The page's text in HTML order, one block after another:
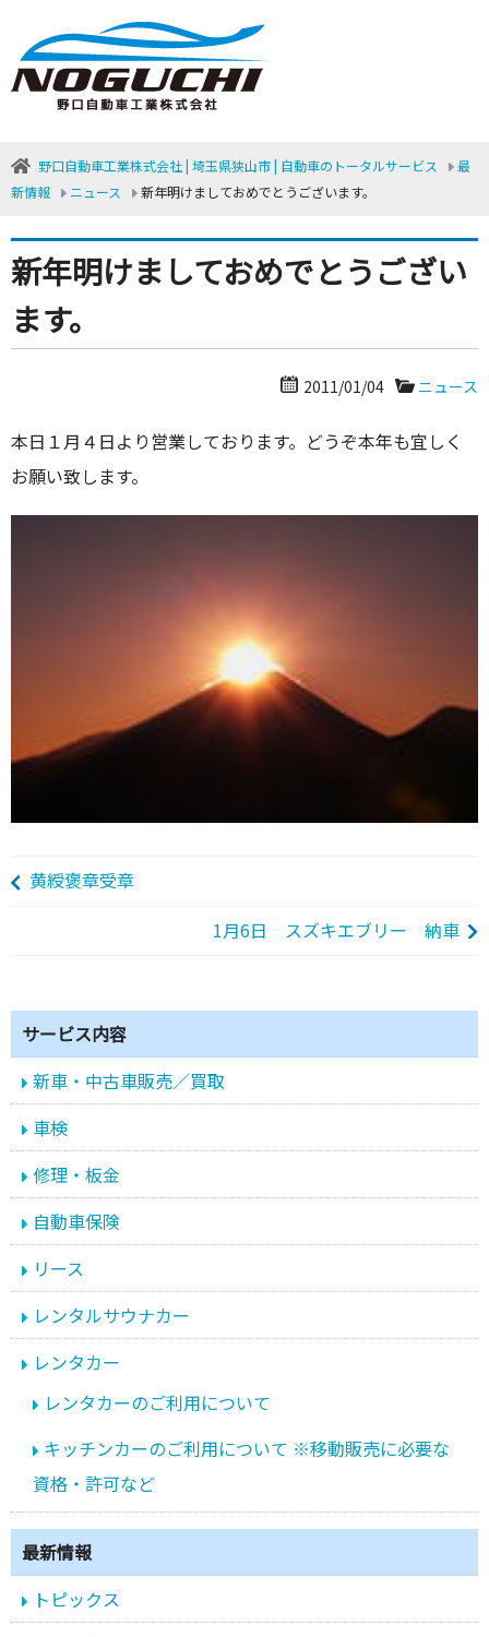
野口自動車工業株式会社 | 埼玉県狭山市 | 自動車のトータルサービス
最
新情報
ニュース 新年明けましておめでとうございます。
新年明けましておめでとうござい
ます。
2011/01/04 ニュース
本日１月４日より営業しております。どうぞ本年も宜しく
お願い致します。
黄綬褒章受章
1月6日 スズキエブリー 納車
サービス内容
新車・中古車販売／買取
車検
修理・板金
自動車保険
リース
レンタルサウナカー
レンタカー
レンタカーのご利用について
キッチンカーのご利用について ※移動販売に必要な
資格・許可など
最新情報
トピックス